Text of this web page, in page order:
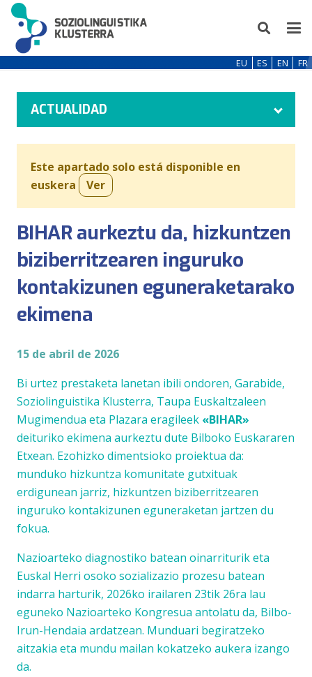
EU ES EN FR
ACTUALIDAD
Este apartado solo está disponible en
euskera
Ver
BIHAR aurkeztu da, hizkuntzen
biziberritzearen inguruko
kontakizunen eguneraketarako
ekimena
15 de abril de 2026
Bi urtez prestaketa lanetan ibili ondoren, Garabide,
Soziolinguistika Klusterra, Taupa Euskaltzaleen
Mugimendua eta Plazara eragileek «BIHAR»
deituriko ekimena aurkeztu dute Bilboko Euskararen
Etxean. Ezohizko dimentsioko proiektua da:
munduko hizkuntza komunitate gutxituak
erdigunean jarriz, hizkuntzen biziberritzearen
inguruko kontakizunen eguneraketan jartzen du
fokua.
Nazioarteko diagnostiko batean oinarriturik eta
Euskal Herri osoko sozializazio prozesu batean
indarra harturik, 2026ko irailaren 23tik 26ra lau
eguneko Nazioarteko Kongresua antolatu da, Bilbo-
Irun-Hendaia ardatzean. Munduari begiratzeko
aitzakia eta mundu mailan kokatzeko aukera izango
da.